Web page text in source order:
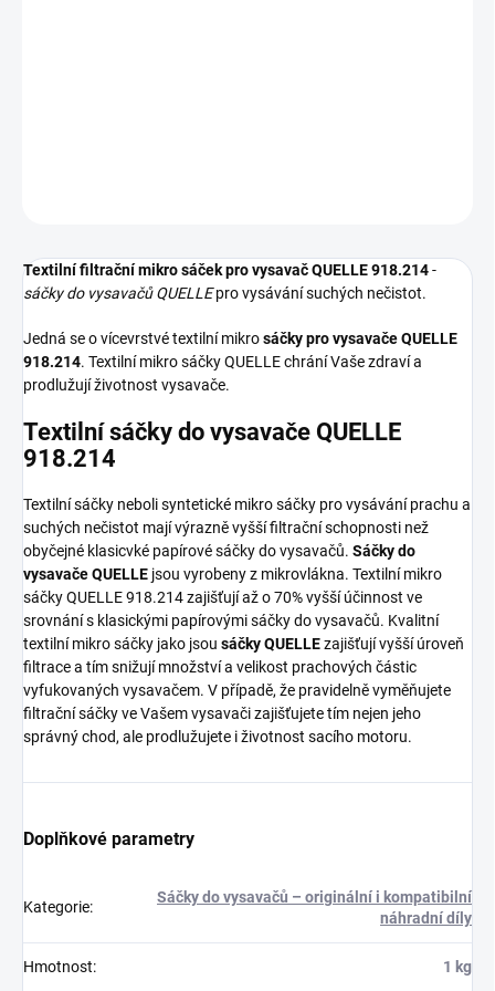
Textilní filtrační mikro sáček pro vysavač QUELLE 918.214-
sáčky do vysavačů QUELLEpro vysávání suchých nečistot.
Jedná se o vícevrstvé textilní mikrosáčky pro vysavače QUELLE
918.214. Textilní mikro sáčky QUELLE chrání Vaše zdraví a
prodlužují životnost vysavače.
Textilní sáčky do vysavače QUELLE
918.214
Textilní sáčky neboli syntetické mikro sáčky pro vysávání prachu a
suchých nečistot mají výrazně vyšší filtrační schopnosti než
obyčejné klasicvké papírové sáčky do vysavačů. Sáčky do
vysavače QUELLE jsou vyrobeny z mikrovlákna. Textilní mikro
sáčky QUELLE 918.214 zajišťují až o 70% vyšší účinnost ve
srovnání s klasickými papírovými sáčky do vysavačů. Kvalitní
textilní mikro sáčky jako jsou sáčky QUELLEzajišťují vyšší úroveň
filtrace a tím snižují množství a velikost prachových částic
vyfukovaných vysavačem. V případě, že pravidelně vyměňujete
filtrační sáčky ve Vašem vysavači zajišťujete tím nejen jeho
správný chod, ale prodlužujete i životnost sacího motoru.
Doplňkové parametry
Kategorie:
Sáčky do vysavačů – originální i kompatibilní
náhradní díly
Hmotnost: 1 kg